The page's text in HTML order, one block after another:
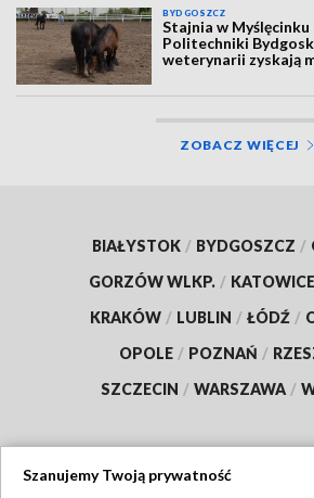
BYDGOSZCZ
Stajnia w
Politechniki
weterynarii zyskają
ZOBACZ WIĘCEJ
BIAŁYSTOK / BYDGOSZCZ /
GORZÓW WLKP. / KATOWICE
KRAKÓW / LUBLIN / ŁÓDŹ /
OPOLE / POZNAŃ /
SZCZECIN / WARSZAWA /
Szanujemy Twoją prywatność